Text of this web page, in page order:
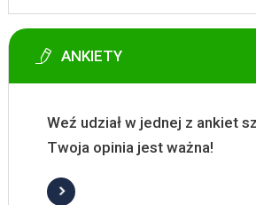
ANKIETY
Weź udział w jednej z ankiet
Twoja opinia jest ważna!